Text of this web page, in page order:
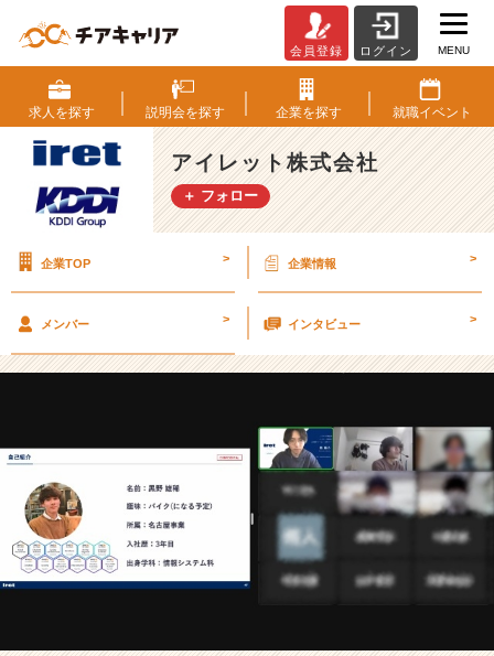
学
内
企
業
明
催
し
イ
ッ
ト
式
会
会員登録 ログイン MENU
求人を探す 説明会を探す 企業を探す 就職イベント
アイレット株式会社
＋ フォロー
企業TOP > 企業情報 >
メンバー > インタビュー >